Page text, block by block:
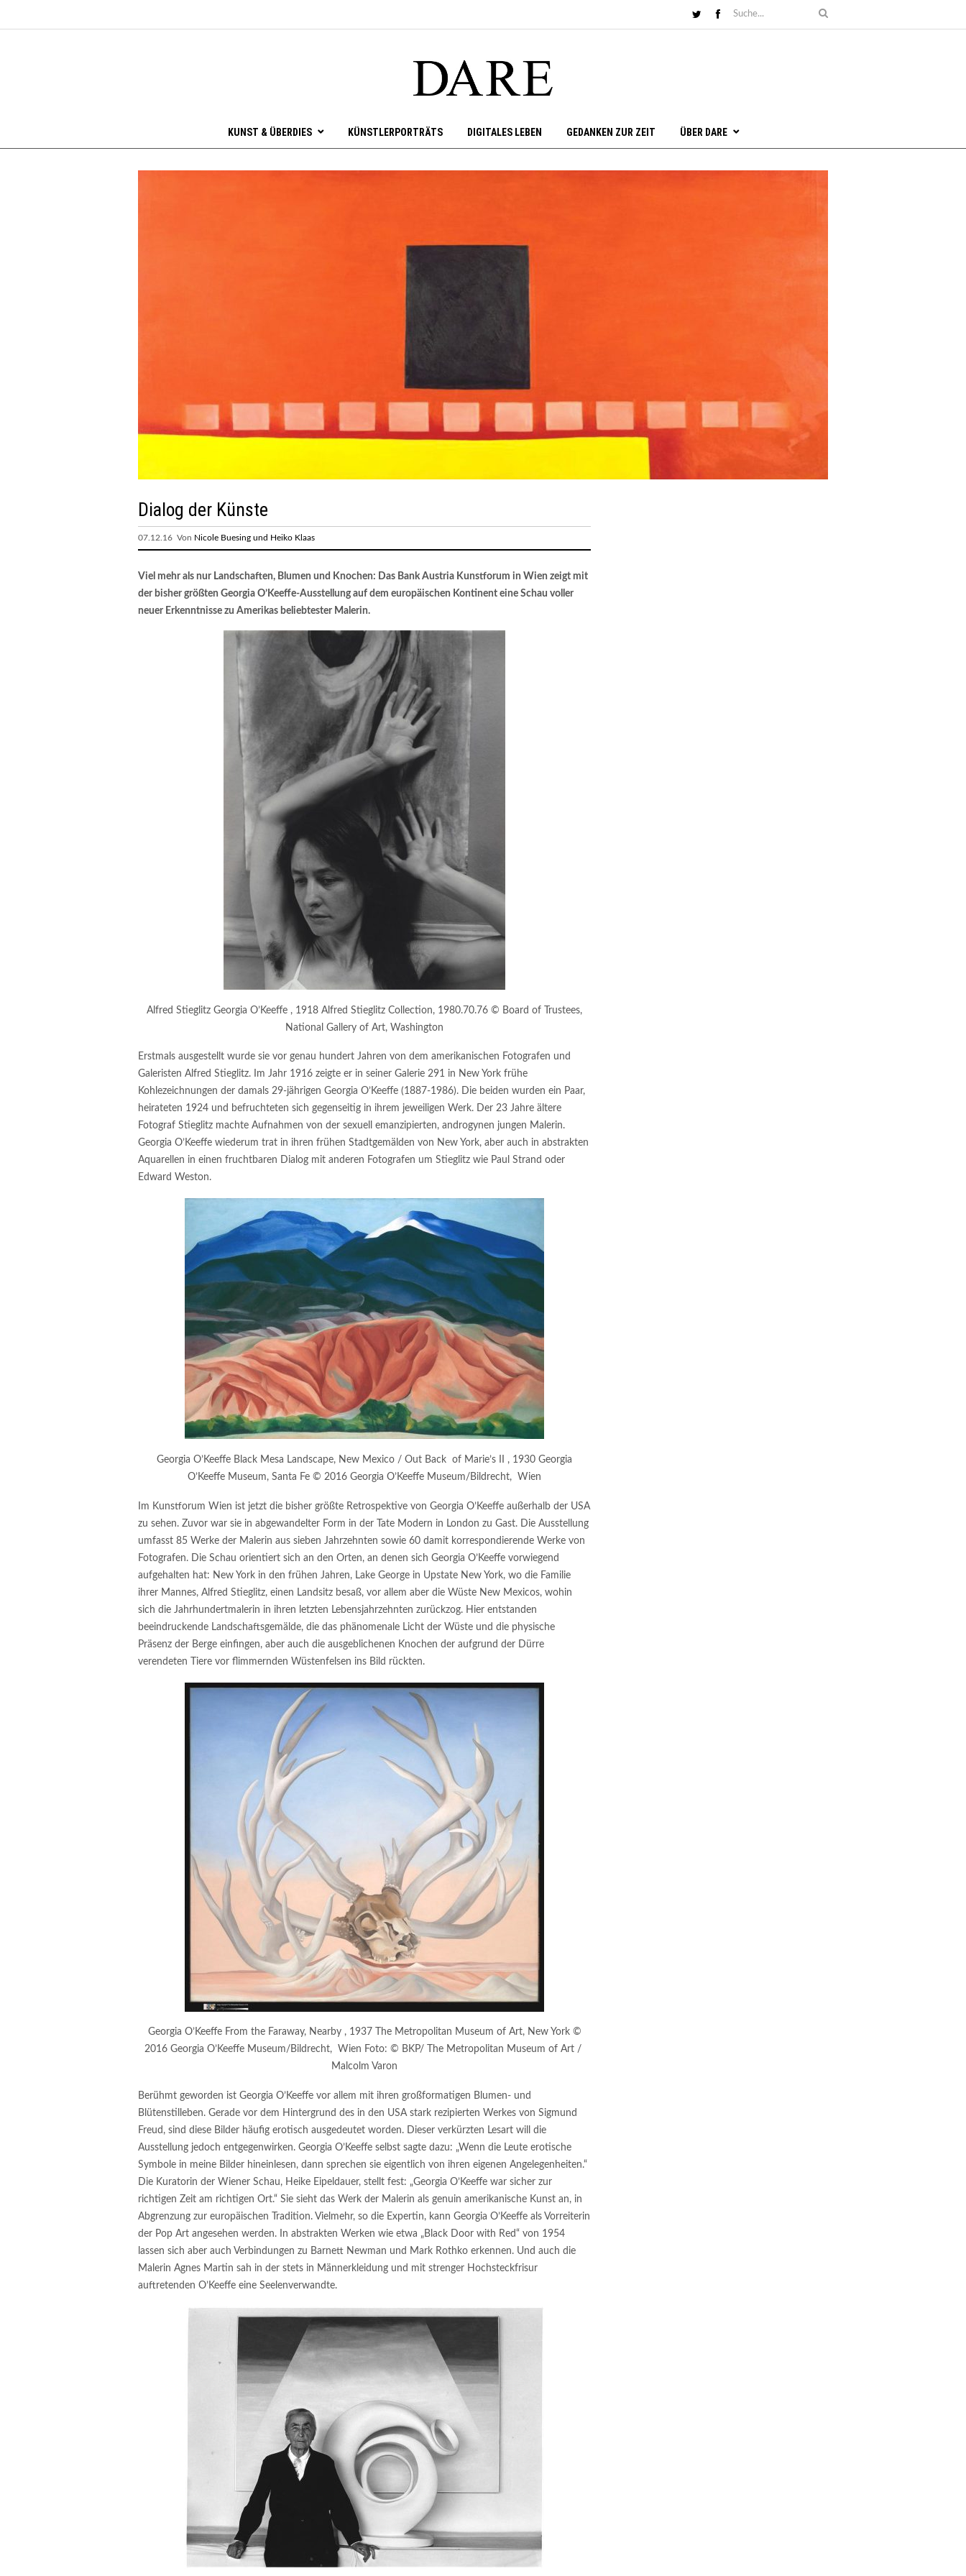
KUNST & ÜBERDIES KÜNSTLERPORTRÄTS DIGITALES LEBEN GEDANKEN ZUR ZEIT ÜBER DARE
Dialog der Künste
07.12.16 Von Nicole Buesing und Heiko Klaas
Viel mehr als nur Landschaften, Blumen und Knochen: Das Bank Austria Kunstforum in Wien zeigt mit
der bisher größten Georgia O’Keeffe-Ausstellung auf dem europäischen Kontinent eine Schau voller
neuer Erkenntnisse zu Amerikas beliebtester Malerin.
Alfred Stieglitz Georgia O’Keeffe , 1918 Alfred Stieglitz Collection, 1980.70.76 © Board of Trustees,
National Gallery of Art, Washington
Erstmals ausgestellt wurde sie vor genau hundert Jahren von dem amerikanischen Fotografen und
Galeristen Alfred Stieglitz. Im Jahr 1916 zeigte er in seiner Galerie 291 in New York frühe
Kohlezeichnungen der damals 29-jährigen Georgia O’Keeffe (1887-1986). Die beiden wurden ein Paar,
heirateten 1924 und befruchteten sich gegenseitig in ihrem jeweiligen Werk. Der 23 Jahre ältere
Fotograf Stieglitz machte Aufnahmen von der sexuell emanzipierten, androgynen jungen Malerin.
Georgia O’Keeffe wiederum trat in ihren frühen Stadtgemälden von New York, aber auch in abstrakten
Aquarellen in einen fruchtbaren Dialog mit anderen Fotografen um Stieglitz wie Paul Strand oder
Edward Weston.
Georgia O’Keeffe Black Mesa Landscape, New Mexico / Out Back of Marie’s II , 1930 Georgia
O’Keeffe Museum, Santa Fe © 2016 Georgia O’Keeffe Museum/Bildrecht, Wien
Im Kunstforum Wien ist jetzt die bisher größte Retrospektive von Georgia O’Keeffe außerhalb der USA
zu sehen. Zuvor war sie in abgewandelter Form in der Tate Modern in London zu Gast. Die Ausstellung
umfasst 85 Werke der Malerin aus sieben Jahrzehnten sowie 60 damit korrespondierende Werke von
Fotografen. Die Schau orientiert sich an den Orten, an denen sich Georgia O’Keeffe vorwiegend
aufgehalten hat: New York in den frühen Jahren, Lake George in Upstate New York, wo die Familie
ihrer Mannes, Alfred Stieglitz, einen Landsitz besaß, vor allem aber die Wüste New Mexicos, wohin
sich die Jahrhundertmalerin in ihren letzten Lebensjahrzehnten zurückzog. Hier entstanden
beeindruckende Landschaftsgemälde, die das phänomenale Licht der Wüste und die physische
Präsenz der Berge einfingen, aber auch die ausgeblichenen Knochen der aufgrund der Dürre
verendeten Tiere vor flimmernden Wüstenfelsen ins Bild rückten.
Georgia O’Keeffe From the Faraway, Nearby , 1937 The Metropolitan Museum of Art, New York ©
2016 Georgia O’Keeffe Museum/Bildrecht, Wien Foto: © BKP/ The Metropolitan Museum of Art /
Malcolm Varon
Berühmt geworden ist Georgia O’Keeffe vor allem mit ihren großformatigen Blumen- und
Blütenstilleben. Gerade vor dem Hintergrund des in den USA stark rezipierten Werkes von Sigmund
Freud, sind diese Bilder häufig erotisch ausgedeutet worden. Dieser verkürzten Lesart will die
Ausstellung jedoch entgegenwirken. Georgia O’Keeffe selbst sagte dazu: „Wenn die Leute erotische
Symbole in meine Bilder hineinlesen, dann sprechen sie eigentlich von ihren eigenen Angelegenheiten.“
Die Kuratorin der Wiener Schau, Heike Eipeldauer, stellt fest: „Georgia O’Keeffe war sicher zur
richtigen Zeit am richtigen Ort.“ Sie sieht das Werk der Malerin als genuin amerikanische Kunst an, in
Abgrenzung zur europäischen Tradition. Vielmehr, so die Expertin, kann Georgia O’Keeffe als Vorreiterin
der Pop Art angesehen werden. In abstrakten Werken wie etwa „Black Door with Red“ von 1954
lassen sich aber auch Verbindungen zu Barnett Newman und Mark Rothko erkennen. Und auch die
Malerin Agnes Martin sah in der stets in Männerkleidung und mit strenger Hochsteckfrisur
auftretenden O’Keeffe eine Seelenverwandte.